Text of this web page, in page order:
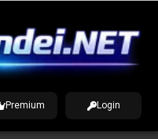
Premium Login